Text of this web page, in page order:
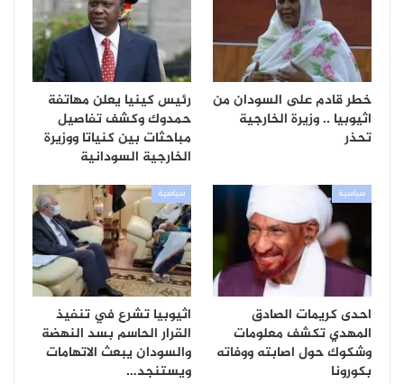
خطر قادم على السودان من
اثيوبيا .. وزيرة الخارجية
تحذر
رئيس كينيا يعلن مهاتفة
حمدوك وكشف تفاصيل
مباحثات بين كنياتا ووزيرة
الخارجية السودانية
سياسية
احدى كريمات الصادق
المهدي تكشف معلومات
وشكوك حول اصابته ووفاته
بكورونا
سياسية
اثيوبيا تشرع في تنفيذ
القرار الحاسم بسد النهضة
والسودان يبعث الاتهامات
ويستنجد…